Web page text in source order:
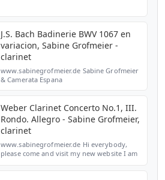
J.S. Bach Badinerie BWV 1067 en
variacion, Sabine Grofmeier -
clarinet
www.sabinegrofmeier.de Sabine Grofmeier
& Camerata Espana
Weber Clarinet Concerto No.1, III.
Rondo. Allegro - Sabine Grofmeier,
clarinet
www.sabinegrofmeier.de Hi everybody,
please come and visit my new website I am